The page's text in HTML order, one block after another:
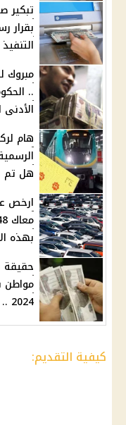
تبكير
بقرار
مبروك
..
هام
هل تم
ارخص
بهذه
مواطن
2024 .. أعلي شريحة هتقبض كام ؟
كيفية التقديم: